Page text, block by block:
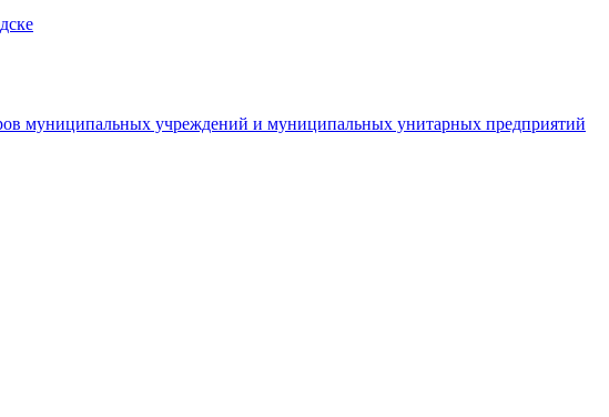
муниципальных учреждений и муниципальных унитарных предприятий